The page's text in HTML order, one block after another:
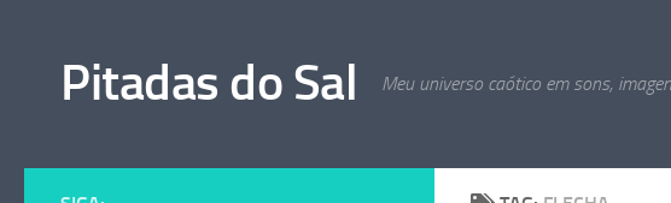
Pitadas do Sal Meu universo caótico em sons,